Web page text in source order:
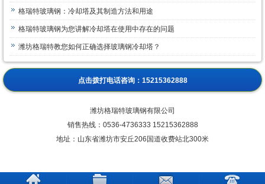
格瑞特玻璃钢：冷却塔及其制造方法和用途
格瑞特玻璃钢为您讲解冷却塔在使用中存在的问题
潍坊格瑞特教您如何正确选择玻璃钢冷却塔？
点击拨打电话咨询： 15215362888
潍坊格瑞特玻璃钢有限公司
销售热线： 0536-4736333 15215362888
地址：山东省潍坊市安丘206国道收费站北300米